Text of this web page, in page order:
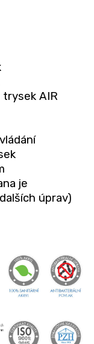
AIR
je
úprav)